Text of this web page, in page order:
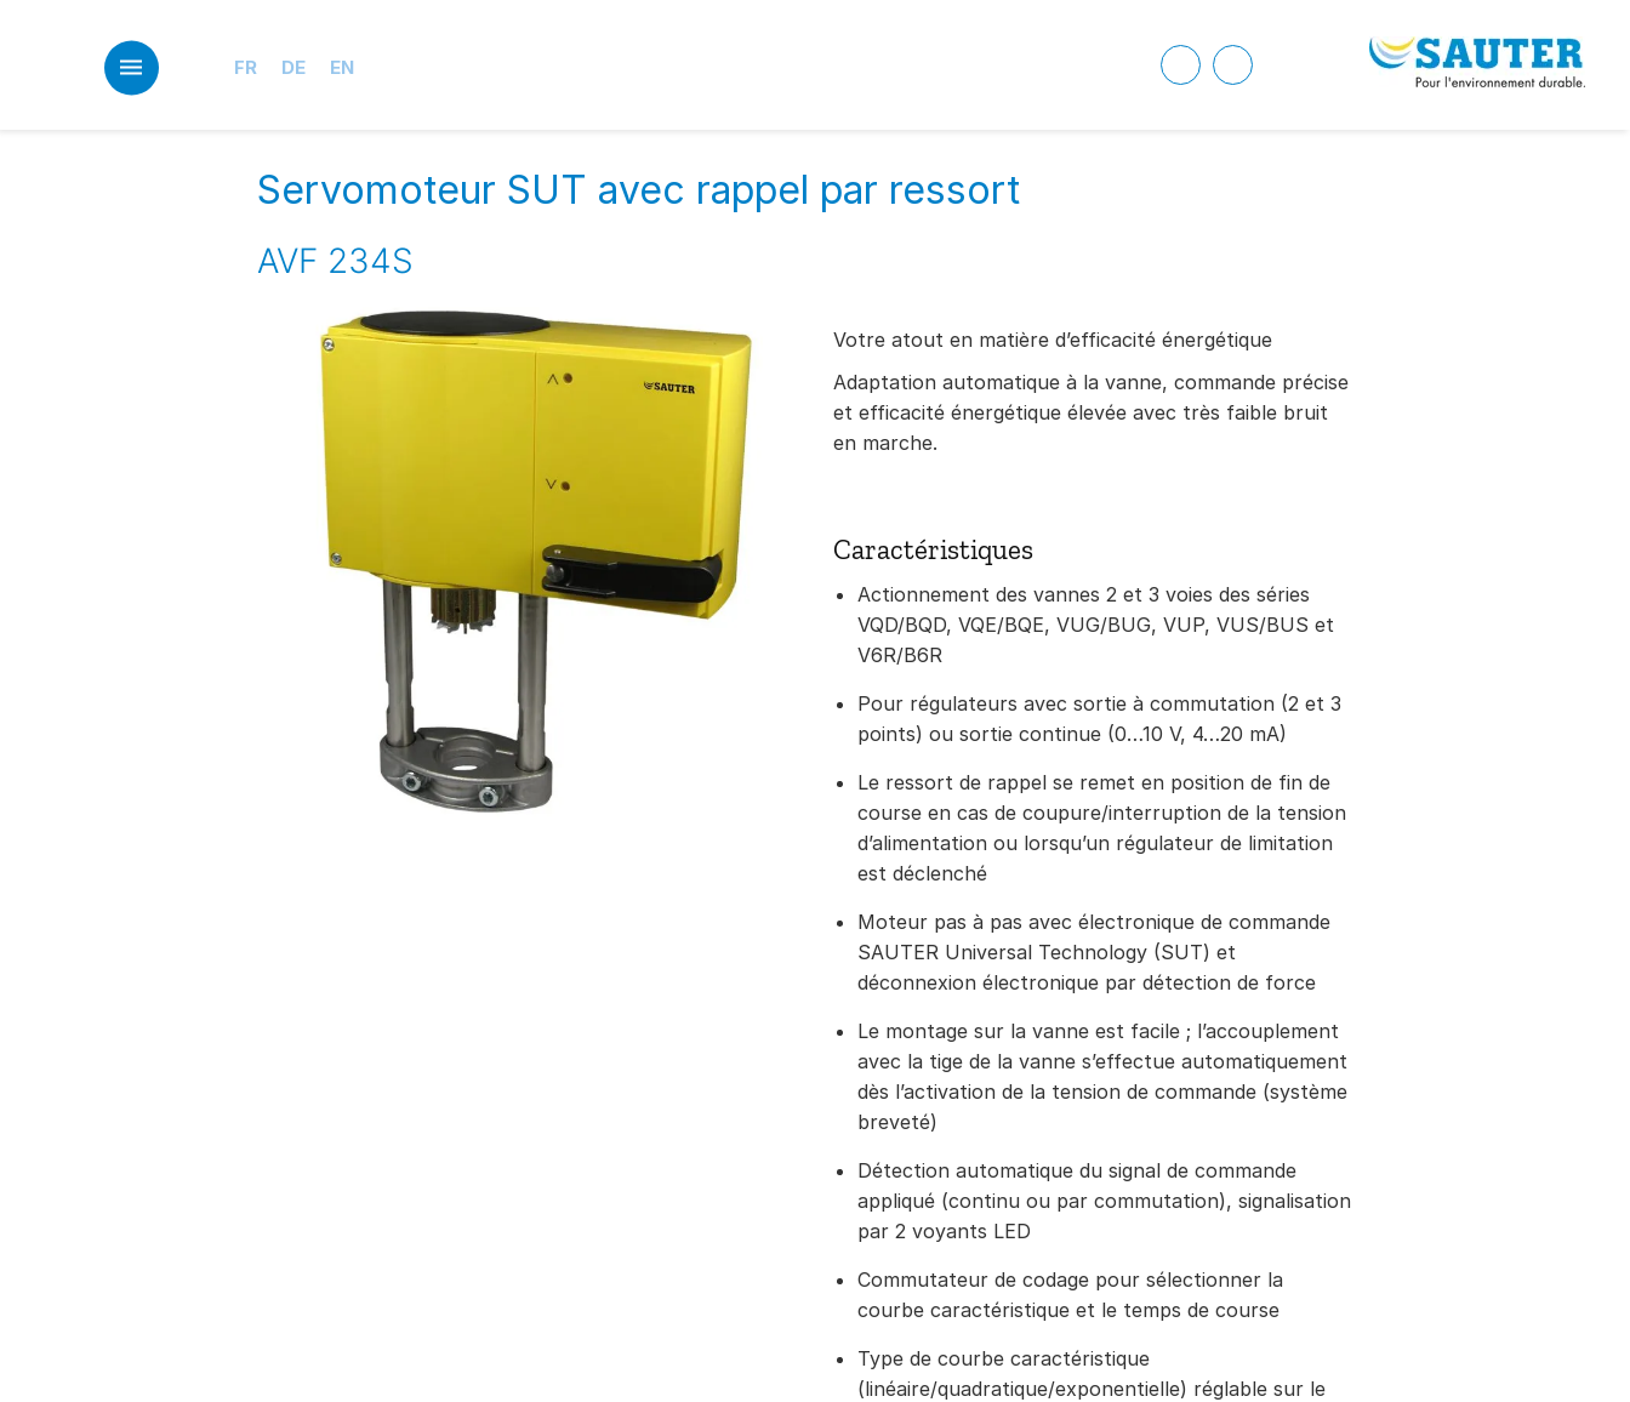
FR DE EN
Servomoteur SUT avec rappel par ressort
AVF 234S
Votre atout en matière d’efficacité énergétique
Adaptation automatique à la vanne, commande précise
et efficacité énergétique élevée avec très faible bruit
en marche.
Caractéristiques
Actionnement des vannes 2 et 3 voies des séries
VQD/BQD, VQE/BQE, VUG/BUG, VUP, VUS/BUS et
V6R/B6R
Pour régulateurs avec sortie à commutation (2 et 3
points) ou sortie continue (0…10 V, 4…20 mA)
Le ressort de rappel se remet en position de fin de
course en cas de coupure/interruption de la tension
d’alimentation ou lorsqu’un régulateur de limitation
est déclenché
Moteur pas à pas avec électronique de commande
SAUTER Universal Technology (SUT) et
déconnexion électronique par détection de force
Le montage sur la vanne est facile ; l’accouplement
avec la tige de la vanne s’effectue automatiquement
dès l’activation de la tension de commande (système
breveté)
Détection automatique du signal de commande
appliqué (continu ou par commutation), signalisation
par 2 voyants LED
Commutateur de codage pour sélectionner la
courbe caractéristique et le temps de course
Type de courbe caractéristique
(linéaire/quadratique/exponentielle) réglable sur le